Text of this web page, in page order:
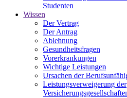
Studenten
Wissen
Der Vertrag
Der Antrag
Ablehnung
Gesundheitsfragen
Vorerkrankungen
Wichtige Leistungen
Ursachen der
Leistungsverweigerung der